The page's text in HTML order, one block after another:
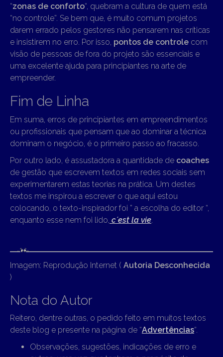
“zonas de conforto“, quebram a cultura de quem está
“no controle”. Se bem que, é muito comum projetos
darem errado pelos gestores não pensarem nas críticas
e insistirem no erro. Por isso, pontos de controle com
visão de pessoas de fora do projeto são essenciais e
uma excelente ajuda para principiantes na arte de
empreender.
Fim de Linha
Em suma, erros de principiantes em empreendimentos
ou profissionais que pensam que ao dominar a técnica
dominam o negócio, é o primeiro passo ao fracasso.
Por outro lado, é assustadora a quantidade de coaches
de gestão que escrevem textos em redes sociais sem
experimentarem estas teorias na prática. Um destes
textos me inspirou a escrever o que aqui estou
colocando, o texto-inspirador foi ” a escolha do editor “,
enquanto esse nem foi lido, c´est la vie.
Imagem: Reprodução Internet ( Autoria Desconhecida
)
Nota do Autor
Reitero, dentre outras, o pedido feito em muitos textos
deste blog e presente na página de “Advertências“.
Observações, sugestões, indicações de erro e